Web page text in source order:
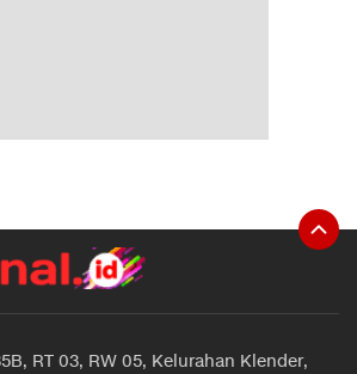
RT 03, RW 05, Kelurahan Klender,